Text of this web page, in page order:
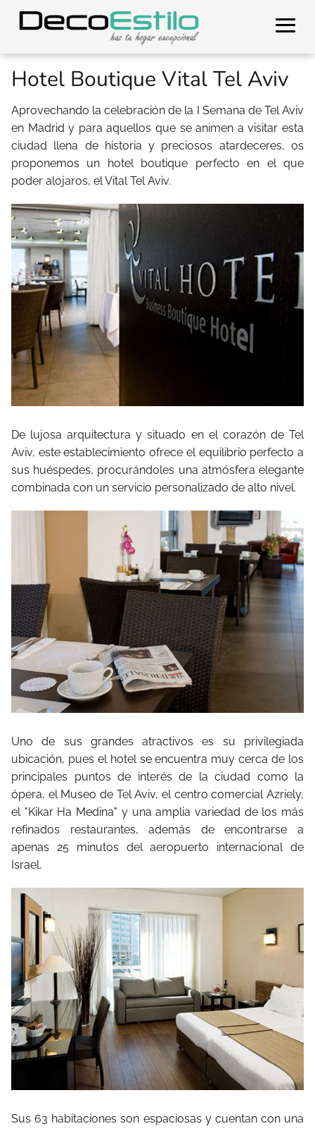
Hotel Boutique Vital Tel Aviv
Aprovechando la celebración de la I Semana de Tel Aviv
en Madrid y para aquellos que se animen a visitar esta
ciudad llena de historia y preciosos atardeceres, os
proponemos un hotel boutique perfecto en el que
poder alojaros, el Vital Tel Aviv.
De lujosa arquitectura y situado en el corazón de Tel
Aviv, este establecimiento ofrece el equilibrio perfecto a
sus huéspedes, procurándoles una atmósfera elegante
combinada con un servicio personalizado de alto nivel.
Uno de sus grandes atractivos es su privilegiada
ubicación, pues el hotel se encuentra muy cerca de los
principales puntos de interés de la ciudad como la
ópera, el Museo de Tel Aviv, el centro comercial Azriely,
el "Kikar Ha Medina" y una amplia variedad de los más
refinados restaurantes, además de encontrarse a
apenas 25 minutos del aeropuerto internacional de
Israel.
Sus 63 habitaciones son espaciosas y cuentan con una